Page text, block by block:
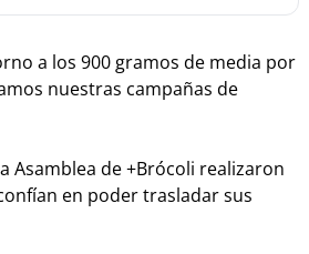
a los 900 gramos de media por
nuestras campañas de
Asamblea de +Brócoli realizaron
en poder trasladar sus